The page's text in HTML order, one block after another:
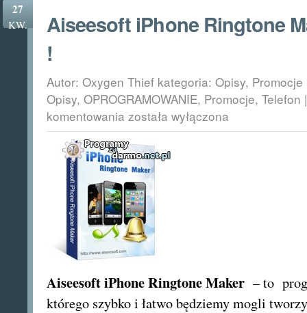
27
KW.
Aiseesoft iPhone Ringtone
!
Autor: Oxygen Thief kategoria: Opisy, Promocje
Opisy, OPROGRAMOWANIE, Promocje, Telefon
komentowania
Aiseesoft
iPhone
Ringtone
Maker
za
darmo
została wyłączona
Aiseesoft iPhone Ringtone Maker – to
którego szybko i łatwo będziemy mogli